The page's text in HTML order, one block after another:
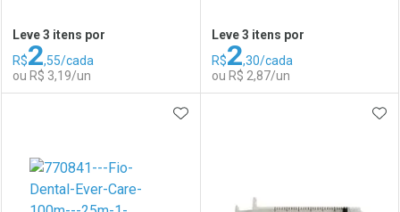
Comprar sem Desconto
Por R$ 22,30/cada
Comprar sem Desconto
Por R$ 22,30/cada
Comprar sem Desconto
Por R$ 79,11/cada
Comprar sem Desconto
Por R$ 79,11/cada
Leve 3 itens por
R$2,55/cada
ou R$ 3,19/un
Laboratório
Por Menos
Leve 3 itens por
R$2,30/cada
ou R$ 2,87/un
ADICIONAR AOS FAVORITOS